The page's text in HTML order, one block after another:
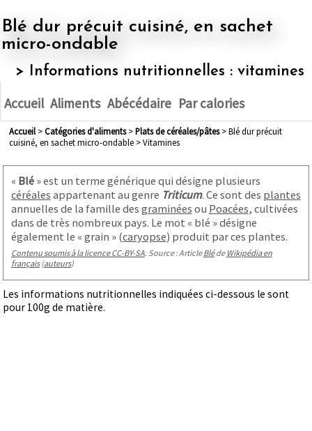
Blé dur précuit cuisiné, en sachet
micro-ondable
> Informations nutritionnelles : vitamines
Accueil Aliments Abécédaire Par calories
Accueil> Catégories d'aliments> plats de céréales/pâtes> Blé dur précuit
cuisiné, en sachet micro-ondable > Vitamines
« Blé» est un terme générique qui désigne plusieurs
céréales appartenant au genre Triticum. Ce sont des plantes
annuelles de la famille des graminées ou Poacées, cultivées
dans de très nombreux pays. Le mot « blé » désigne
également le « grain » (caryopse) produit par ces plantes.
Contenu soumis à la licence CC-BY-SA. Source : ArticleBléde Wikipédia en
français(auteurs)
Les informations nutritionnelles indiquées ci-dessous le sont
pour 100g de matière.